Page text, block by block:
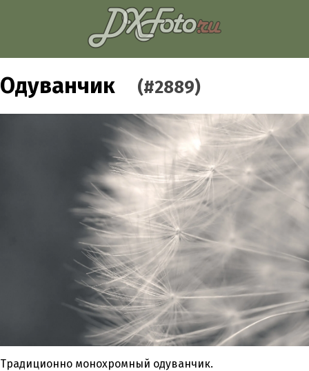
Одуванчик (#2889)
Традиционно монохромный одуванчик.